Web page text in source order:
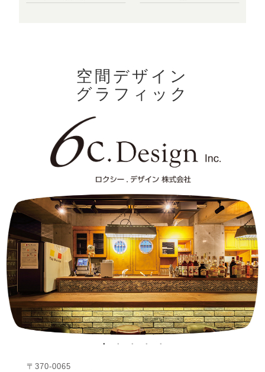
空間デザイン
グラフィック
〒370-0065